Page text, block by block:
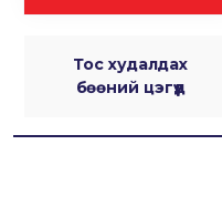
Тос худалдах
бөөний цэгүүд